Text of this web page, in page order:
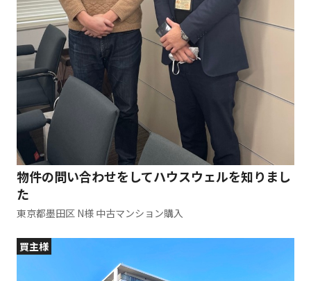
物件の問い合わせをしてハウスウェルを知りまし
た
東京都墨田区 N様 中古マンション購入
買主様